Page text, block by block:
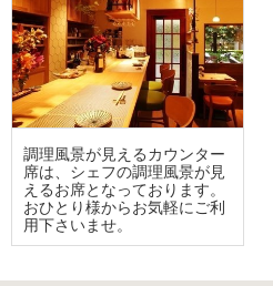
調理風景が見えるカウンター
席は、シェフの調理風景が見
えるお席となっております。
おひとり様からお気軽にご利
用下さいませ。